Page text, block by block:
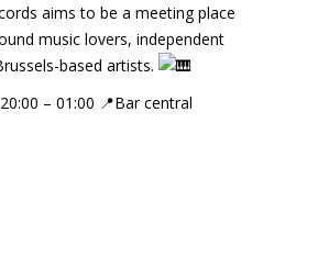
aims to be a meeting place
music lovers, independent
based artists.
– 01:00 📍Bar central